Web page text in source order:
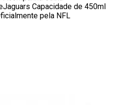
Capacidade de 450ml
pela NFL